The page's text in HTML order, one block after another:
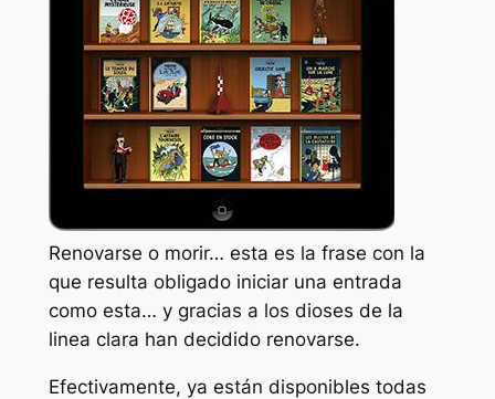
Renovarse o morir… esta es la frase con la
que resulta obligado iniciar una entrada
como esta… y gracias a los dioses de la
linea clara han decidido renovarse.
Efectivamente, ya están disponibles todas